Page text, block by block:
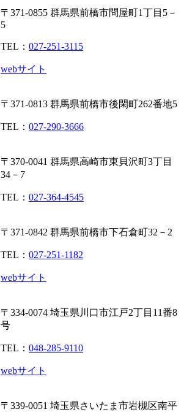
〒371-0855 群馬県前橋市問屋町1丁目5－
5
TEL： 027-251-3115
webサイト
〒371-0813 群馬県前橋市後閑町262番地5
TEL： 027-290-3666
〒370-0041 群馬県高崎市東貝沢町3丁目
34－7
TEL： 027-364-4545
〒371-0842 群馬県前橋市下石倉町32－2
TEL： 027-251-1182
webサイト
〒334-0074 埼玉県川口市江戸2丁目11番8
号
TEL： 048-285-9110
webサイト
〒339-0051 埼玉県さいたま市岩槻区南平